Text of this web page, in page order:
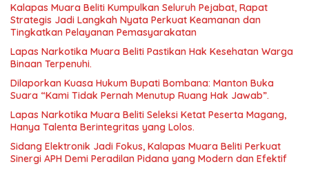
Kalapas Muara Beliti Kumpulkan Seluruh Pejabat, Rapat
Strategis Jadi Langkah Nyata Perkuat Keamanan dan
Tingkatkan Pelayanan Pemasyarakatan
Lapas Narkotika Muara Beliti Pastikan Hak Kesehatan Warga
Binaan Terpenuhi.
Dilaporkan Kuasa Hukum Bupati Bombana: Manton Buka
Suara “Kami Tidak Pernah Menutup Ruang Hak Jawab”.
Lapas Narkotika Muara Beliti Seleksi Ketat Peserta Magang,
Hanya Talenta Berintegritas yang Lolos.
Sidang Elektronik Jadi Fokus, Kalapas Muara Beliti Perkuat
Sinergi APH Demi Peradilan Pidana yang Modern dan Efektif